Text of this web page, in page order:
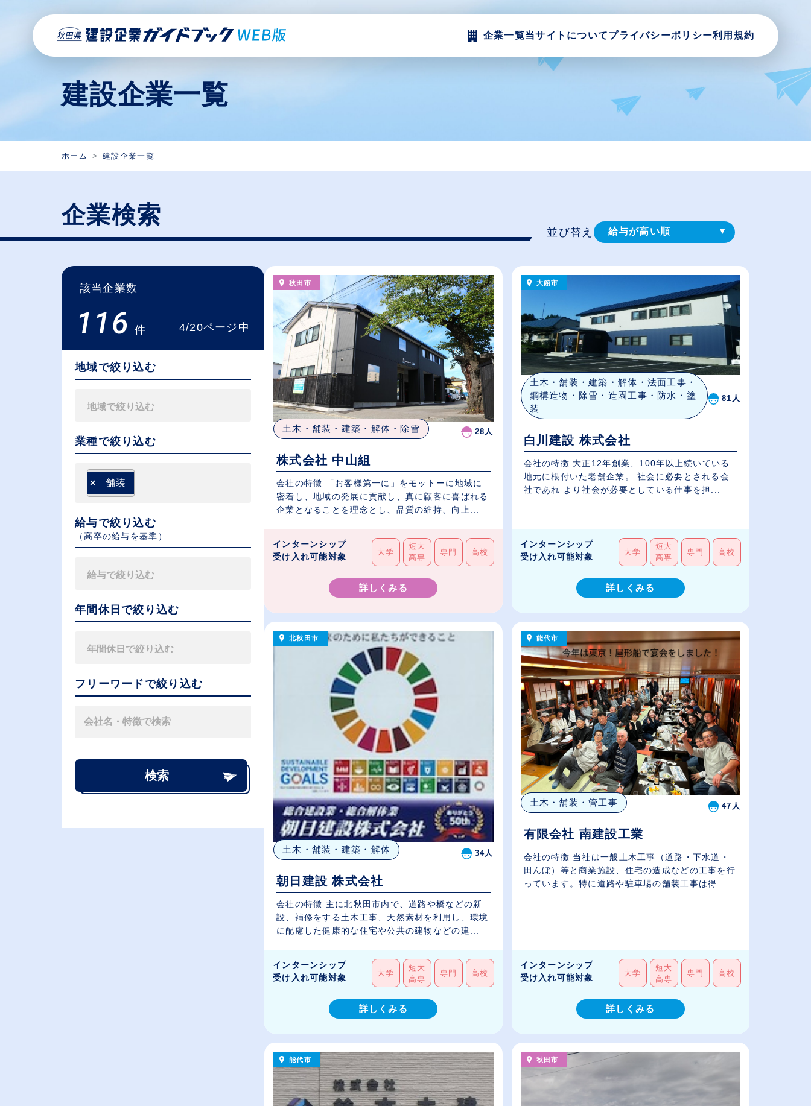
企業一覧当サイトについてプライバシーポリシー利用規約
建設企業一覧
ホーム 建設企業一覧
企業検索
該当企業数
116 件 4/20ページ中
地域で絞り込む
業種で絞り込む
× 舗装
給与で絞り込む
（⾼卒の給与を基準）
年間休日で絞り込む
フリーワードで絞り込む
検索
並び替え 給与が高い順
休日数が多い順
秋田市
土木・舗装・建築・解体・除雪 28人
株式会社 中山組
会社の特徴 「お客様第一に」をモットーに地域に
密着し、地域の発展に貢献し、真に顧客に喜ばれる
企業となることを理念とし、品質の維持、向上...
インターンシップ
受け入れ可能対象
大学
短大
高専
専門 高校
詳しくみる
大館市
土木・舗装・建築・解体・法面工事・
鋼構造物・除雪・造園工事・防水・塗
装
81人
白川建設 株式会社
会社の特徴 大正12年創業、100年以上続いている
地元に根付いた老舗企業。 社会に必要とされる会
社であれ より社会が必要としている仕事を担...
インターンシップ
受け入れ可能対象
大学
短大
高専
専門 高校
詳しくみる
北秋田市
土木・舗装・建築・解体 34人
朝日建設 株式会社
会社の特徴 主に北秋田市内で、道路や橋などの新
設、補修をする土木工事、天然素材を利用し、環境
に配慮した健康的な住宅や公共の建物などの建...
インターンシップ
受け入れ可能対象
大学
短大
高専
専門 高校
詳しくみる
能代市
土木・舗装・管工事 47人
有限会社 南建設工業
会社の特徴 当社は一般土木工事（道路・下水道・
田んぼ）等と商業施設、住宅の造成などの工事を行
っています。特に道路や駐車場の舗装工事は得...
インターンシップ
受け入れ可能対象
大学
短大
高専
専門 高校
詳しくみる
能代市 秋田市